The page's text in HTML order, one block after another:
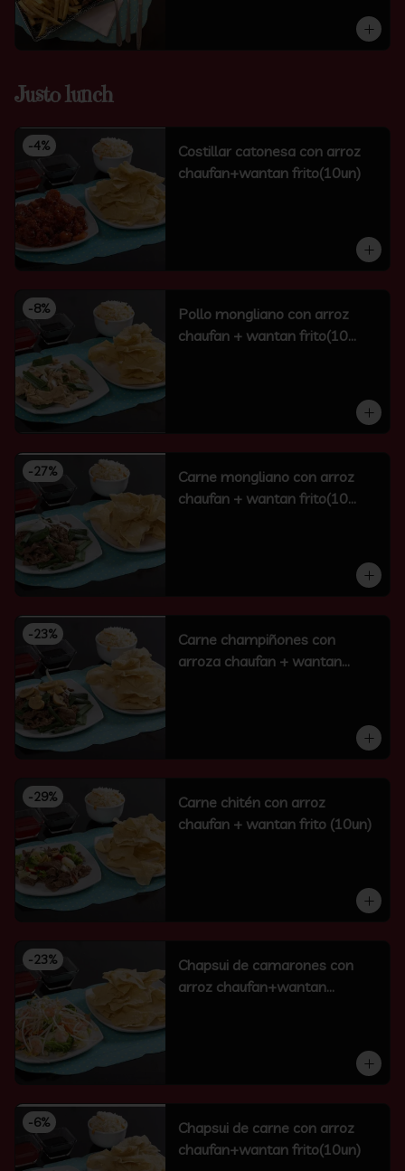
Justo lunch
-4%
Costillar catonesa con arroz
chaufan+wantan frito(10un)
-8%
Pollo mongliano con arroz
chaufan + wantan frito(10
-27%
Carne mongliano con arroz
chaufan + wantan frito(10
-23%
Carne champiñones con
arroza chaufan + wantan
-29%
Carne chitén con arroz
chaufan + wantan frito (10un)
-23%
Chapsui de camarones con
arroz chaufan+wantan
-6%
Chapsui de carne con arroz
chaufan+wantan frito(10un)